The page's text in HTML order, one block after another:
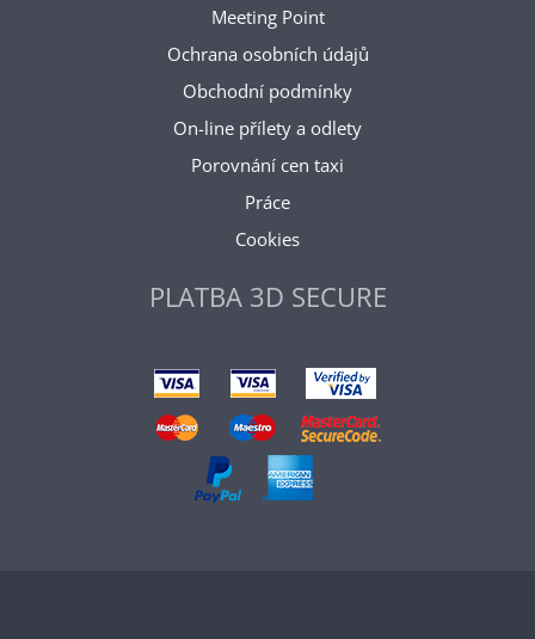
Meeting Point
Ochrana osobních údajů
Obchodní podmínky
On-line přílety a odlety
Porovnání cen taxi
Práce
Cookies
PLATBA 3D SECURE